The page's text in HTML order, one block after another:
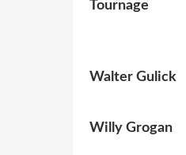
Tournage
Walter Gulick
Willy Grogan